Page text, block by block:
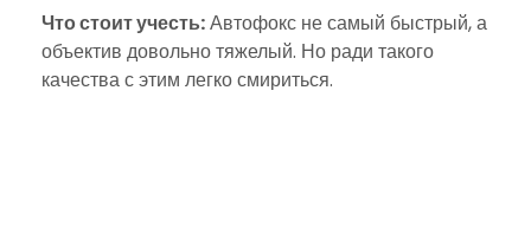
Что стоит учесть:Автофокс не самый быстрый, а
объектив довольно тяжелый. Но ради такого
качества с этим легко смириться.